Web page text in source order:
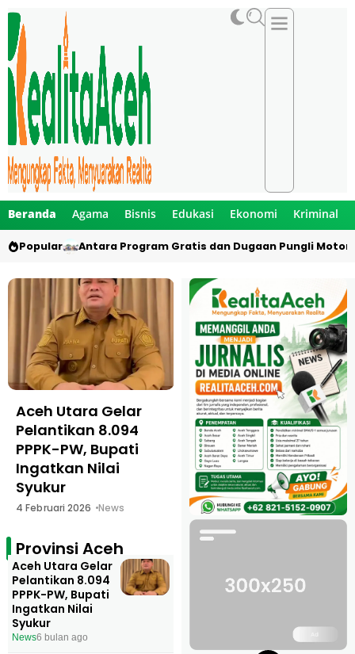
Beranda Agama Bisnis Edukasi Ekonomi Kriminal
Popular Antara Program Gratis dan Dugaan Pungli Motor
Aceh Utara Gelar
Pelantikan 8.094
PPPK-PW, Bupati
Ingatkan Nilai
Syukur
4 Februari 2026 News
Korban Banjir dan
Longsor di 14
Daerah di Aceh
Capai 451 Orang,
Terbanyak di Aceh
Utara
Provinsi Aceh
Aceh Utara Gelar
Pelantikan 8.094
PPPK-PW, Bupati
Ingatkan Nilai
Syukur
News6 bulan ago